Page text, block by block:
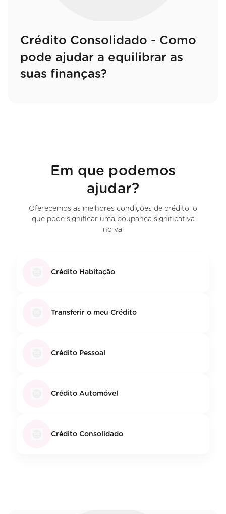
Crédito Consolidado - Como
pode ajudar a equilibrar as
suas finanças?
Em que podemos
ajudar?
Oferecemos as melhores condições de crédito, o
que pode significar uma poupança significativa
no val
Crédito Habitação
Transferir o meu Crédito
Crédito Pessoal
Crédito Automóvel
Crédito Consolidado